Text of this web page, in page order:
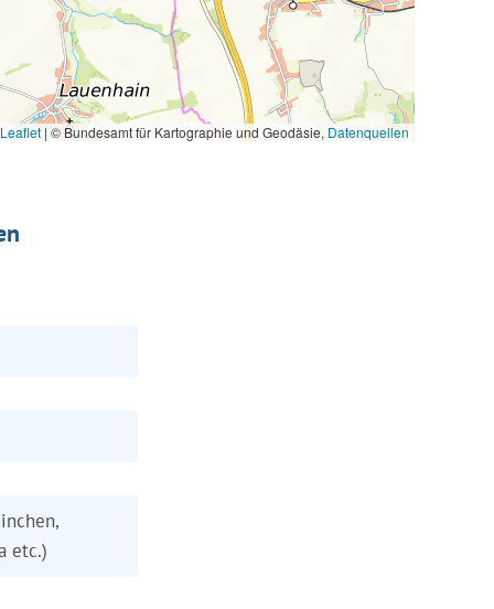
| © Bundesamt für Kartographie und Geodäsie, Datenquellen
etc.)